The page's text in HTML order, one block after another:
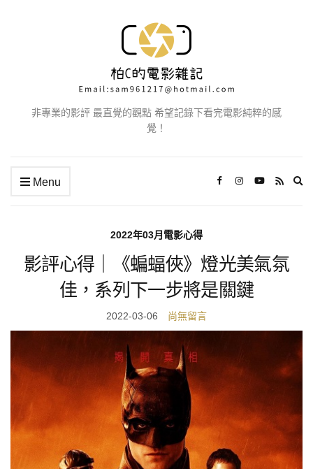
非專業的影評 最直覺的觀點 希望記錄下看完電影純粹的感
覺！
Menu
2022年03月電影心得
影評心得｜《蝙蝠俠》燈光美氣氛
佳，系列下一步將是關鍵
2022-03-06 尚無留言